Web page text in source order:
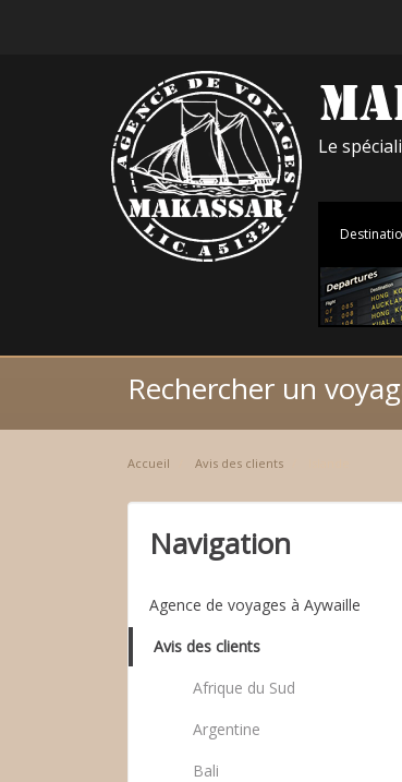
Le
Rechercher un
Accueil Avis des clients
Navigation
Agence de voyages à Aywaille
Avis des clients
Afrique du Sud
Argentine
Bali